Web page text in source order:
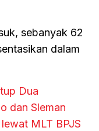
sebanyak 62
dalam
Dua
dan Sleman
MLT BPJS